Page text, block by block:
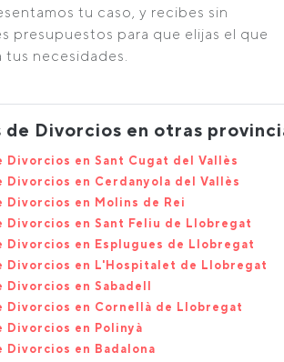
tu caso, y recibes sin
presupuestos para que elijas el que
tus necesidades.
de Divorcios en otras
Divorcios en Sant Cugat del Vallès
Divorcios en Cerdanyola del Vallès
Divorcios en Molins de Rei
Divorcios en Sant Feliu de Llobregat
Divorcios en Esplugues de Llobregat
Divorcios en L'Hospitalet de Llobregat
Divorcios en Sabadell
Divorcios en Cornellà de Llobregat
Divorcios en Polinyà
Divorcios en Badalona